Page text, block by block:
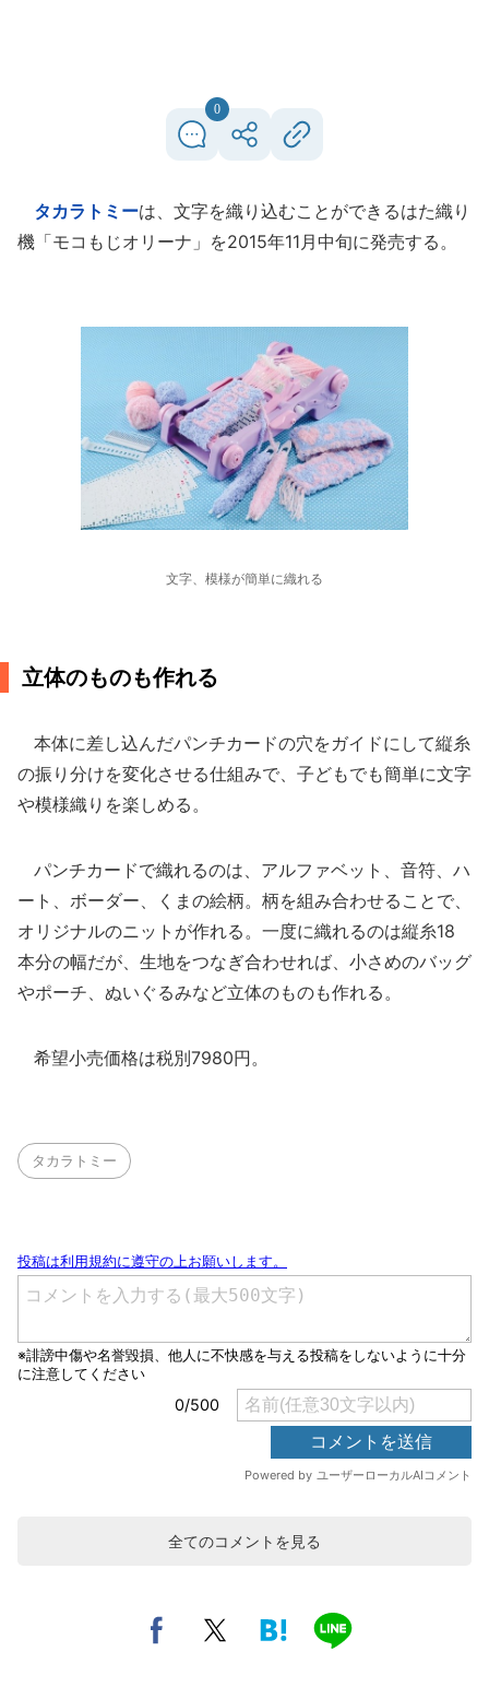
0
タカラトミーは、文字を織り込むことができるはた織り
機「モコもじオリーナ」を2015年11月中旬に発売する。
文字、模様が簡単に織れる
立体のものも作れる
本体に差し込んだパンチカードの穴をガイドにして縦糸
の振り分けを変化させる仕組みで、子どもでも簡単に文字
や模様織りを楽しめる。
パンチカードで織れるのは、アルファベット、音符、ハ
ート、ボーダー、くまの絵柄。柄を組み合わせることで、
オリジナルのニットが作れる。一度に織れるのは縦糸18
本分の幅だが、生地をつなぎ合わせれば、小さめのバッグ
やポーチ、ぬいぐるみなど立体のものも作れる。
希望小売価格は税別7980円。
タカラトミー
全てのコメントを見る